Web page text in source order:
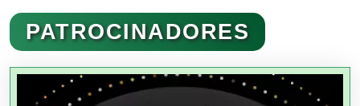
Administración de Empresas
Agencias Aduanales
PATROCINADORES